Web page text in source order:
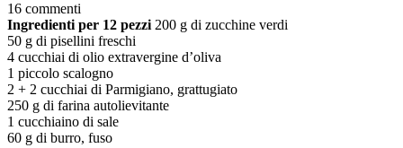
16 commenti
Ingredienti per 12 pezzi 200 g di zucchine verdi
50 g di pisellini freschi
4 cucchiai di olio extravergine d’oliva
1 piccolo scalogno
2 + 2 cucchiai di Parmigiano, grattugiato
250 g di farina autolievitante
1 cucchiaino di sale
60 g di burro, fuso